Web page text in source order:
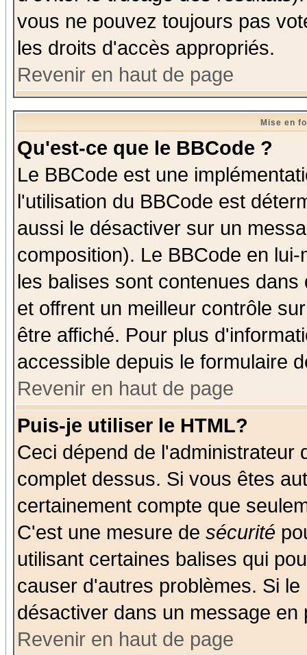
vous ne pouvez toujours pas
les droits d'accès appropriés.
Revenir en haut de page
Mise en
Qu'est-ce que le BBCode ?
Le BBCode est une
l'utilisation du BBCode est
aussi le désactiver sur un
composition). Le BBCode en
les balises sont contenues
et offrent un meilleur contrôle
être affiché. Pour plus
accessible depuis le formulaire
Revenir en haut de page
Puis-je utiliser le HTML?
Ceci dépend de l'administrateur
complet dessus. Si vous êtes
certainement compte que
C'est une mesure de sécurité
utilisant certaines balises qui
causer d'autres problèmes. Si
désactiver dans un message
Revenir en haut de page